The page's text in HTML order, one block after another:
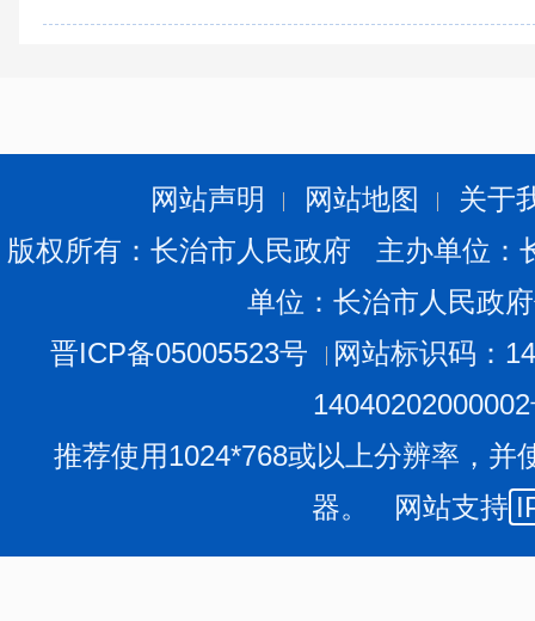
网站声明 网站地图
关于
版权所有：长治市人民政府 主办单位
单位：长治市人民政
晋ICP备05005523号
网站标识码：
推荐使用1024*768或以上分辨率，并
器。 网站支持